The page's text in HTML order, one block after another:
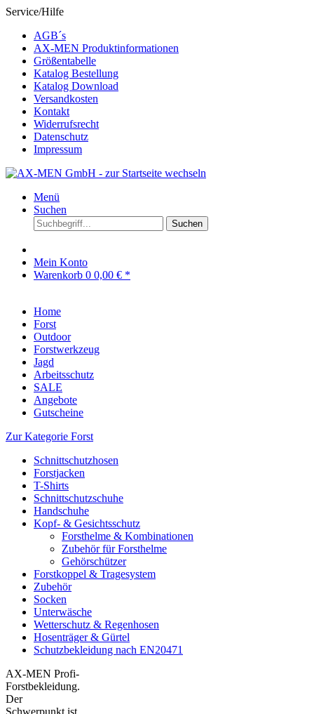
Service/Hilfe
AGB´s
AX-MEN Produktinformationen
Größentabelle
Katalog Bestellung
Katalog Download
Versandkosten
Kontakt
Widerrufsrecht
Datenschutz
Impressum
Menü
Suchen
Suchen
Mein Konto
Warenkorb 0 0,00 € *
Home
Forst
Outdoor
Forstwerkzeug
Jagd
Arbeitsschutz
SALE
Angebote
Gutscheine
Zur Kategorie Forst
Schnittschutzhosen
Forstjacken
T-Shirts
Schnittschutzschuhe
Handschuhe
Kopf- & Gesichtsschutz
Forsthelme & Kombinationen
Zubehör für Forsthelme
Gehörschützer
Forstkoppel & Tragesystem
Zubehör
Socken
Unterwäsche
Wetterschutz & Regenhosen
Hosenträger & Gürtel
Schutzbekleidung nach EN20471
AX-MEN Profi-
Forstbekleidung.
Der
Schwerpunkt ist